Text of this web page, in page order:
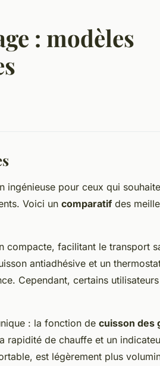
: modèles
ingénieuse pour ceux qui
Voici un comparatif des
compacte, facilitant le transport
antiadhésive et un
Cependant, certains
: la fonction de cuisson des
rapidité de chauffe et un
est légèrement plus